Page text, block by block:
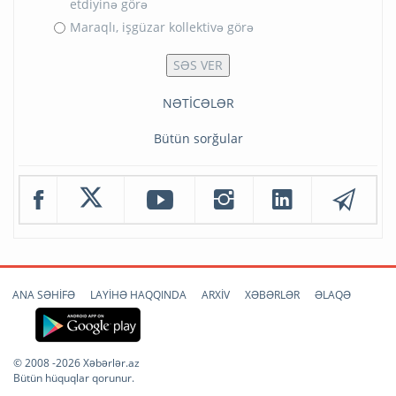
etdiyinə görə
Maraqlı, işgüzar kollektivə görə
NƏTİCƏLƏR
Bütün sorğular
ANA SƏHİFƏ LAYİHƏ HAQQINDA ARXİV XƏBƏRLƏR ƏLAQƏ
© 2008 -2026 Xəbərlər.az
Bütün hüquqlar qorunur.